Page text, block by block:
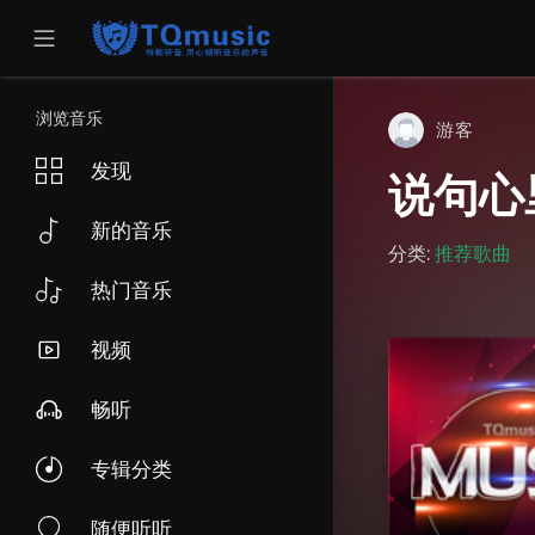
浏览音乐
发现
新的音乐
热门音乐
视频
畅听
专辑分类
随便听听
游客
说句
分类: 推荐歌曲